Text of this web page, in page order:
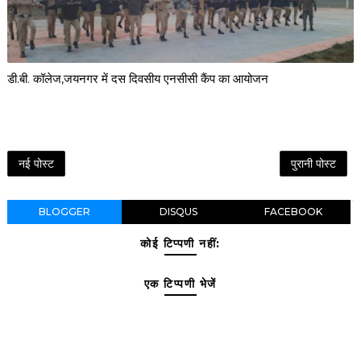
डी.बी. कॉलेज,जयनगर में दस दिवसीय एनसीसी कैंप का आयोजन
नई पोस्ट पुरानी पोस्ट
BLOGGER DISQUS FACEBOOK
कोई टिप्पणी नहीं:
एक टिप्पणी भेजें